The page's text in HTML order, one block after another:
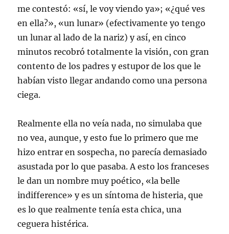
me contestó: «sí, le voy viendo ya»; «¿qué ves
en ella?», «un lunar» (efectivamente yo tengo
un lunar al lado de la nariz) y así, en cinco
minutos recobró totalmente la visión, con gran
contento de los padres y estupor de los que le
habían visto llegar andando como una persona
ciega.
Realmente ella no veía nada, no simulaba que
no vea, aunque, y esto fue lo primero que me
hizo entrar en sospecha, no parecía demasiado
asustada por lo que pasaba. A esto los franceses
le dan un nombre muy poético, «la belle
indifference» y es un síntoma de histeria, que
es lo que realmente tenía esta chica, una
ceguera histérica.